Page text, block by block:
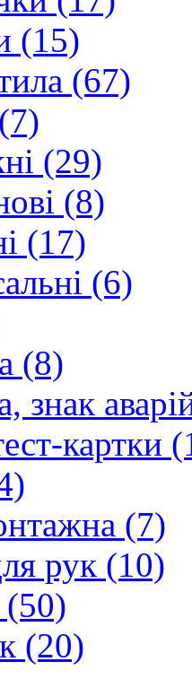
(15)
(67)
(29)
(8)
(17)
(6)
(8)
знак
картки
(7)
рук (10)
(20)